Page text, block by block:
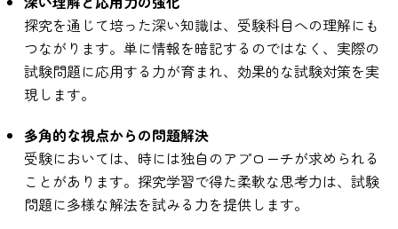
探究を通じて培った深い知識は、受験科目への理解にも
つながります。単に情報を暗記するのではなく、実際の
試験問題に応用する力が育まれ、効果的な試験対策を実
現します。
多角的な視点からの問題解決
受験においては、時には独自のアプローチが求められる
ことがあります。探究学習で得た柔軟な思考力は、試験
問題に多様な解法を試みる力を提供します。